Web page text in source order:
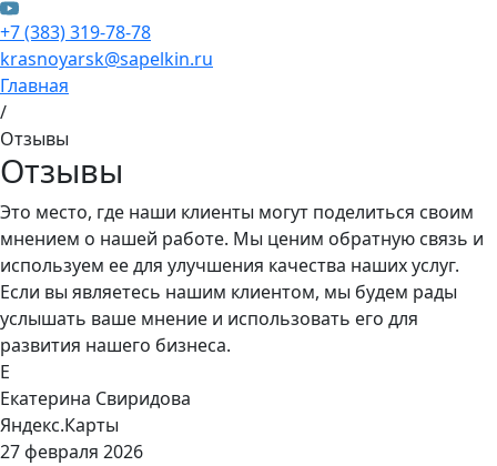
+7 (383) 319-78-78
krasnoyarsk@sapelkin.ru
Главная
/
Отзывы
Отзывы
Это место, где наши клиенты могут поделиться своим
мнением о нашей работе. Мы ценим обратную связь и
используем ее для улучшения качества наших услуг.
Если вы являетесь нашим клиентом, мы будем рады
услышать ваше мнение и использовать его для
развития нашего бизнеса.
Е
Екатерина Свиридова
Яндекс.Карты
27 февраля 2026